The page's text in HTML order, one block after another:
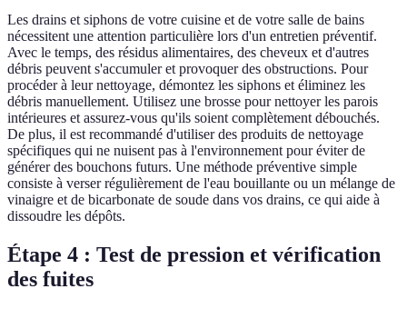
Les drains et siphons de votre cuisine et de votre salle de bains
nécessitent une attention particulière lors d'un entretien préventif.
Avec le temps, des résidus alimentaires, des cheveux et d'autres
débris peuvent s'accumuler et provoquer des obstructions. Pour
procéder à leur nettoyage, démontez les siphons et éliminez les
débris manuellement. Utilisez une brosse pour nettoyer les parois
intérieures et assurez-vous qu'ils soient complètement débouchés.
De plus, il est recommandé d'utiliser des produits de nettoyage
spécifiques qui ne nuisent pas à l'environnement pour éviter de
générer des bouchons futurs. Une méthode préventive simple
consiste à verser régulièrement de l'eau bouillante ou un mélange de
vinaigre et de bicarbonate de soude dans vos drains, ce qui aide à
dissoudre les dépôts.
Étape 4 : Test de pression et vérification
des fuites